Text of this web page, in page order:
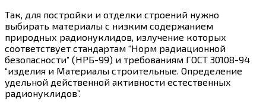
Так, для постройки и отделки строений нужно
выбирать материалы с низким содержанием
природных радионуклидов, излучение которых
соответствует стандартам “Норм радиационной
безопасности” (НРБ-99) и требованиям ГОСТ 30108-94
“изделия и Материалы строительные. Определение
удельной действенной активности естественных
радионуклидов”.